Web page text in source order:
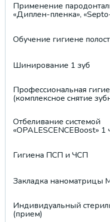
Применение
«Диплен-пленка»,
Обучение гигиене
Шинирование 1 зуб
Профессиональная
(комплексное снятие
Отбеливание системой
«OPALESCENCEBoost» 1
Гигиена ПСП и ЧСП
Закладка наноматрицы
Индивидуальный
(прием)